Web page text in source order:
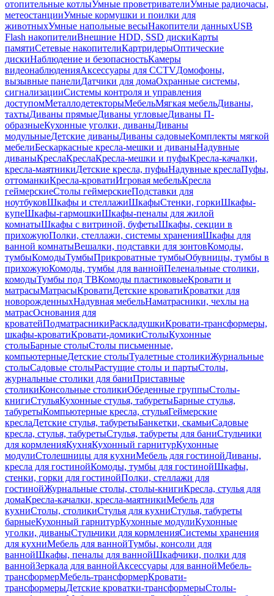
отопительные котлыУмные проветривателиУмные радиочасы,
метеостанцииУмные кормушки и поилки для
животныхУмные напольные весыНакопители данныхUSB
Flash накопителиВнешние HDD, SSD дискиКарты
памятиСетевые накопителиКартридерыОптические
дискиНаблюдение и безопасностьКамеры
видеонаблюденияАксессуары для CCTVДомофоны,
вызывные панелиДатчики для домаОхранные системы,
сигнализацииСистемы контроля и управления
доступомМеталлодетекторыМебельМягкая мебельДиваны,
тахтыДиваны прямыеДиваны угловыеДиваны П-
образныеКухонные уголки, диваныДиваны
модульныеДетские диваныДиваны садовыеКомплекты мягкой
мебелиБескаркасные кресла-мешки и диваныНадувные
диваныКреслаКреслаКресла-мешки и пуфыКресла-качалки,
кресла-маятникиДетские кресла, пуфыНадувные креслаПуфы,
оттоманкиКресла-кроватиИгровая мебельКресла
геймерскиеСтолы геймерскиеПодставки для
ноутбуковШкафы и стеллажиШкафыСтенки, горкиШкафы-
купеШкафы-гармошкиШкафы-пеналы для жилой
комнатыШкафы с витриной, буфетыШкафы, секции в
прихожуюПолки, стеллажи, системы храненияШкафы для
ванной комнатыВешалки, подставки для зонтовКомоды,
тумбыКомодыТумбыПрикроватные тумбыОбувницы, тумбы в
прихожуюКомоды, тумбы для ваннойПеленальные столики,
комодыТумбы под ТВКомоды пластиковыеКровати и
матрасыМатрасыКроватиДетские кроватиКроватки для
новорожденныхНадувная мебельНаматрасники, чехлы на
матрасОснования для
кроватейПодматрасникиРаскладушкиКровати-трансформеры,
шкафы-кроватиКровати-домикиСтолыКухонные
столыБарные столыСтолы письменные,
компьютерныеДетские столыТуалетные столикиЖурнальные
столыСадовые столыРастущие столы и партыСтолы,
журнальные столики для баниПриставные
столикиКонсольные столикиОбеденные группыСтолы-
книгиСтульяКухонные стулья, табуретыБарные стулья,
табуретыКомпьютерные кресла, стульяГеймерские
креслаДетские стулья, табуретыБанкетки, скамьиСадовые
кресла, стулья, табуретыСтулья, табуреты для баниСтульчики
для кормленияКухняКухонный гарнитурКухонные
модулиСтолешницы для кухниМебель для гостинойДиваны,
кресла для гостинойКомоды, тумбы для гостинойШкафы,
стенки, горки для гостинойПолки, стеллажи для
гостинойЖурнальные столы, столы-книгиКресла, стулья для
домаКресла-качалки, кресла-маятникиМебель для
кухниСтолы, столикиСтулья для кухниСтулья, табуреты
барныеКухонный гарнитурКухонные модулиКухонные
уголки, диваныСтульчики для кормленияСистемы хранения
для кухниМебель для ваннойТумбы, консоли для
ваннойШкафы, пеналы для ваннойШкафчики, полки для
ваннойЗеркала для ваннойАксессуары для ваннойМебель-
трансформерМебель-трансформерКровати-
трансформерыДетские кроватки-трансформерыСтолы-